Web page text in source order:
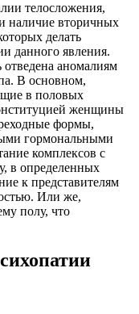
телосложения,
наличие вторичных
делать
данного явления.
отведена аномалиям
В основном,
в половых
женщины
формы,
гормональными
комплексов с
в определенных
к представителям
Или же,
полу, что